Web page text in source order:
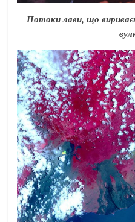
Потоки лави, що